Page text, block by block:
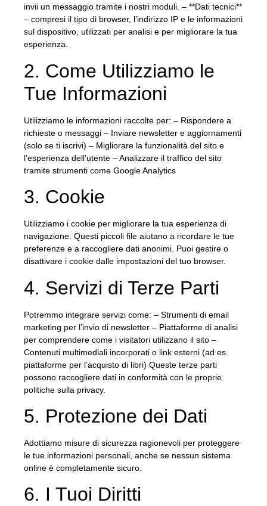
invii un messaggio tramite i nostri moduli. – **Dati tecnici**
– compresi il tipo di browser, l’indirizzo IP e le informazioni
sul dispositivo, utilizzati per analisi e per migliorare la tua
esperienza.
2. Come Utilizziamo le
Tue Informazioni
Utilizziamo le informazioni raccolte per: – Rispondere a
richieste o messaggi – Inviare newsletter e aggiornamenti
(solo se ti iscrivi) – Migliorare la funzionalità del sito e
l’esperienza dell’utente – Analizzare il traffico del sito
tramite strumenti come Google Analytics
3. Cookie
Utilizziamo i cookie per migliorare la tua esperienza di
navigazione. Questi piccoli file aiutano a ricordare le tue
preferenze e a raccogliere dati anonimi. Puoi gestire o
disattivare i cookie dalle impostazioni del tuo browser.
4. Servizi di Terze Parti
Potremmo integrare servizi come: – Strumenti di email
marketing per l’invio di newsletter – Piattaforme di analisi
per comprendere come i visitatori utilizzano il sito –
Contenuti multimediali incorporati o link esterni (ad es.
piattaforme per l’acquisto di libri) Queste terze parti
possono raccogliere dati in conformità con le proprie
politiche sulla privacy.
5. Protezione dei Dati
Adottiamo misure di sicurezza ragionevoli per proteggere
le tue informazioni personali, anche se nessun sistema
online è completamente sicuro.
6. I Tuoi Diritti